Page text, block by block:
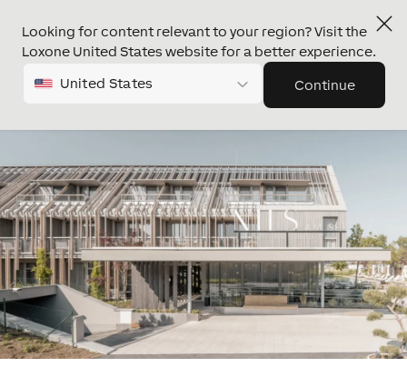
Looking for content relevant to your region? Visit the
Loxone United States website for a better experience.
United States Continue